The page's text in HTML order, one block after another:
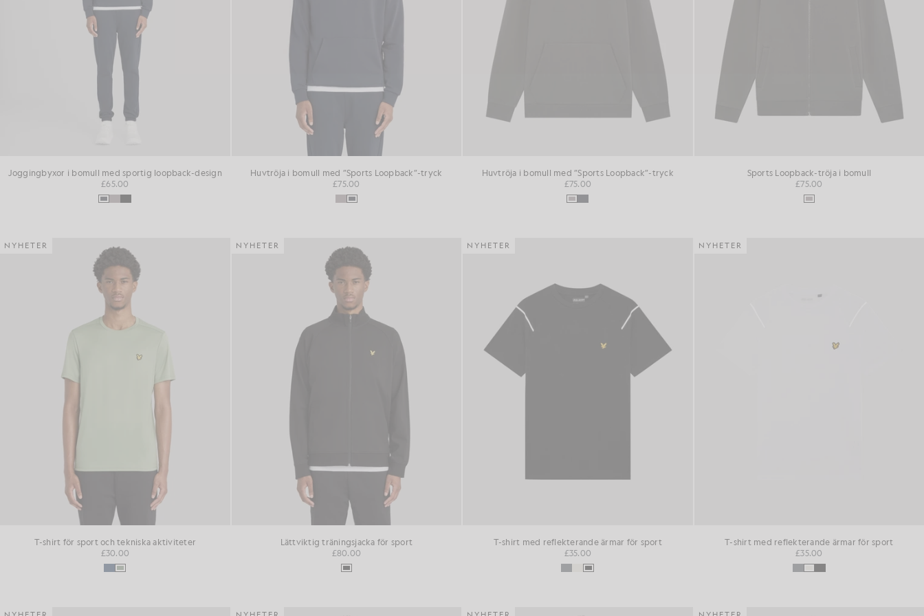
Joggingbyxor i bomull med sportig loopback-design
£65.00
Huvtröja i bomull med ”Sports Loopback”-tryck
£75.00
Huvtröja i bomull med ”Sports Loopback”-tryck
£75.00
Sports Loopback-tröja i bomull
£75.00
NYHETER
T-shirt för sport och tekniska aktiviteter
£30.00
NYHETER
Lättviktig träningsjacka för sport
£80.00
NYHETER
T-shirt med reflekterande ärmar för sport
£35.00
NYHETER
T-shirt med reflekterande ärmar för sport
£35.00